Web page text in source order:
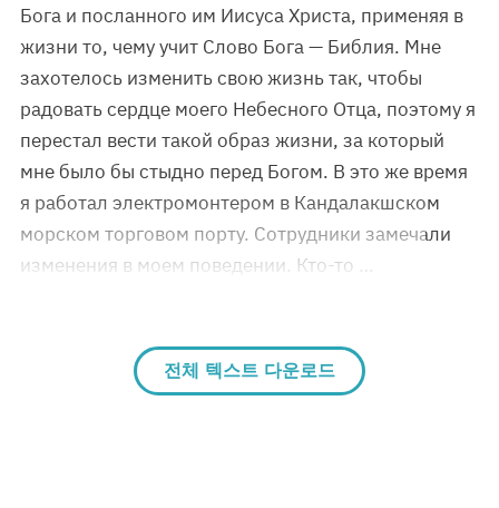
Бога и посланного им Иисуса Христа, применяя в
жизни то, чему учит Слово Бога — Библия. Мне
захотелось изменить свою жизнь так, чтобы
радовать сердце моего Небесного Отца, поэтому я
перестал вести такой образ жизни, за который
мне было бы стыдно перед Богом. В это же время
я работал электромонтером в Кандалакшском
морском торговом порту. Сотрудники замечали
изменения в моем поведении. Кто-то …
전체 텍스트 다운로드